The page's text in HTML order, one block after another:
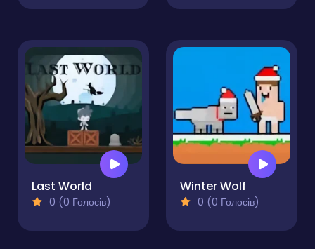
Last World
0 (0 Голосів)
Winter Wolf
0 (0 Голосів)